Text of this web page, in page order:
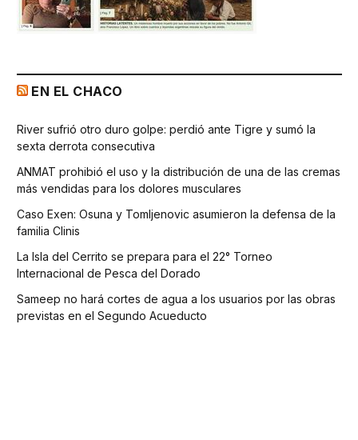
EN EL CHACO
River sufrió otro duro golpe: perdió ante Tigre y sumó la
sexta derrota consecutiva
ANMAT prohibió el uso y la distribución de una de las cremas
más vendidas para los dolores musculares
Caso Exen: Osuna y Tomljenovic asumieron la defensa de la
familia Clinis
La Isla del Cerrito se prepara para el 22° Torneo
Internacional de Pesca del Dorado
Sameep no hará cortes de agua a los usuarios por las obras
previstas en el Segundo Acueducto